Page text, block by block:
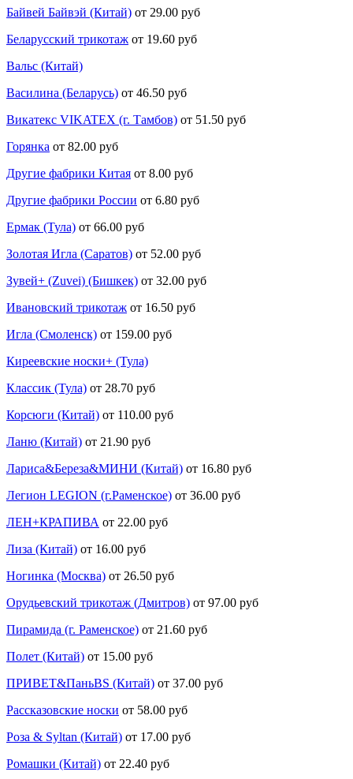
Байвей Байвэй (Китай) от 29.00 руб
Беларусский трикотаж от 19.60 руб
Вальс (Китай)
Василина (Беларусь) от 46.50 руб
Викатекс VIKATEX (г. Тамбов) от 51.50 руб
Горянка от 82.00 руб
Другие фабрики Китая от 8.00 руб
Другие фабрики России от 6.80 руб
Ермак (Тула) от 66.00 руб
Золотая Игла (Саратов) от 52.00 руб
Зувей+ (Zuvei) (Бишкек) от 32.00 руб
Ивановский трикотаж от 16.50 руб
Игла (Смоленск) от 159.00 руб
Киреевские носки+ (Тула)
Классик (Тула) от 28.70 руб
Корсюги (Китай) от 110.00 руб
Ланю (Китай) от 21.90 руб
Лариса&Береза&МИНИ (Китай) от 16.80 руб
Легион LEGION (г.Раменское) от 36.00 руб
ЛЕН+КРАПИВА от 22.00 руб
Лиза (Китай) от 16.00 руб
Ногинка (Москва) от 26.50 руб
Орудьевский трикотаж (Дмитров) от 97.00 руб
Пирамида (г. Раменское) от 21.60 руб
Полет (Китай) от 15.00 руб
ПРИВЕТ&ПаньBS (Китай) от 37.00 руб
Рассказовские носки от 58.00 руб
Роза & Syltan (Китай) от 17.00 руб
Ромашки (Китай) от 22.40 руб